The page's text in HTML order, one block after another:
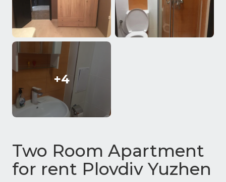
+4
Two Room Apartment
for rent Plovdiv Yuzhen